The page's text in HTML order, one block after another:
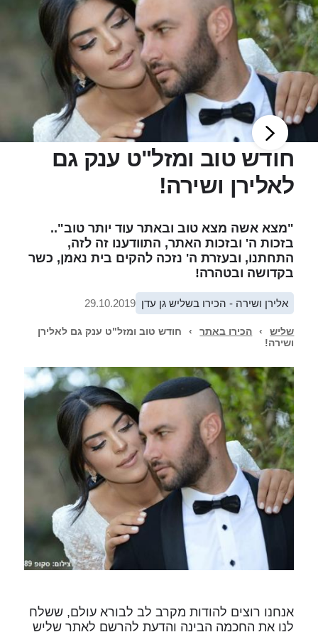
חודש טוב ומזל"ט ענק גם
לאלירן ושירה!
"מצא אשה מצא טוב ובאתר עוד יותר טוב"..
בזכות ה' ובזכות האתר, התוודענו זה לזה,
התחתנו, ובעזרת ה' נזכה להקים בית נאמן, כשר
בקדושה ובטהרה!
אלירן ושירה - הכירו בשליש גן עדן 29.10.2019
שליש › הכירו באתר ›
חודש טוב ומזל"ט ענק גם לאלירן
ושירה!
אנחנו רוצים להודות מקרב לב לבורא עולם, ששלח
לנו את החכמה הבינה והדעת להרשם לאתר שליש